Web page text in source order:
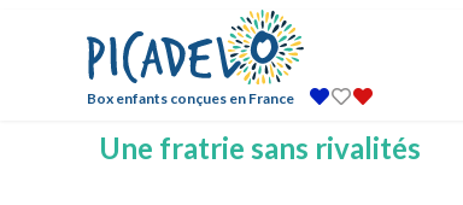
Box enfants conçues en France
Une fratrie sans rivalités